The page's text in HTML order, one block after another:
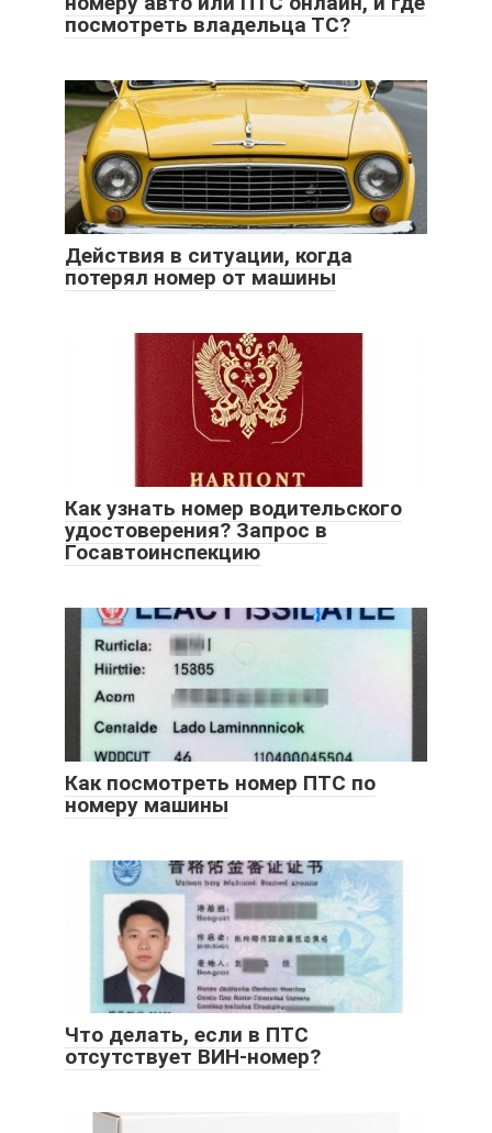
посмотреть владельца ТС?
Действия в ситуации, когда
потерял номер от машины
Как узнать номер водительского
удостоверения? Запрос в
Госавтоинспекцию
Как посмотреть номер ПТС по
номеру машины
Что делать, если в ПТС
отсутствует ВИН-номер?